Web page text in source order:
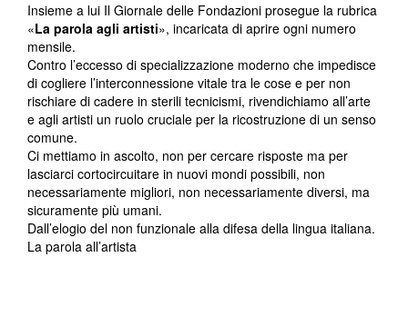
Insieme a lui Il Giornale delle Fondazioni prosegue la rubrica
«La parola agli artisti», incaricata di aprire ogni numero
mensile.
Contro l’eccesso di specializzazione moderno che impedisce
di cogliere l’interconnessione vitale tra le cose e per non
rischiare di cadere in sterili tecnicismi, rivendichiamo all’arte
e agli artisti un ruolo cruciale per la ricostruzione di un senso
comune.
Ci mettiamo in ascolto, non per cercare risposte ma per
lasciarci cortocircuitare in nuovi mondi possibili, non
necessariamente migliori, non necessariamente diversi, ma
sicuramente più umani.
Dall’elogio del non funzionale alla difesa della lingua italiana.
La parola all’artista